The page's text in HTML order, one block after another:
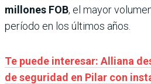
millones FOB, el mayor
período en los últimos años.
Te puede interesar: Alliana
de seguridad en Pilar con